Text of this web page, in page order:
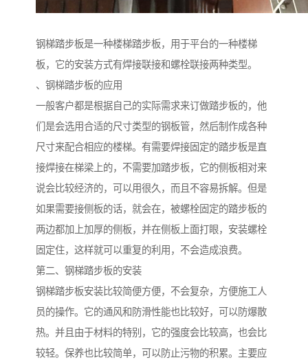
钢梯踏步板是一种楼梯踏步板，用于平台的一种楼梯
板，它的安装方式有焊接联接和螺栓联接两种类型。
、钢梯踏步板的应用
一般客户都是根据自己的实际需求来订做踏步板的，他
们是会选用合适的尺寸类型的钢板管，然后制作成各种
尺寸来配合相应的楼梯。有需要焊接固定的踏步板是直
接焊接在梯梁上的，不需要加踏步板，它的侧板相对来
说会比较经济的，可以用很久，而且不容易拆解。但是
如果需要接侧板的话，就会在，被螺栓固定的踏步板的
两边都加上加厚的侧板，并在侧板上面打眼，安装螺栓
固定住，这样就可以重复的利用，不会造成浪费。
第二、钢梯踏步板的安装
钢梯踏步板安装比较简便方便，不会复杂，方便施工人
员的操作。它的通风和防滑性能也比较好，可以防爆散
热。并且由于材料的特别，它的强度会比较高，也会比
较轻。保养也比较简单，可以防止污物的积累。主要应